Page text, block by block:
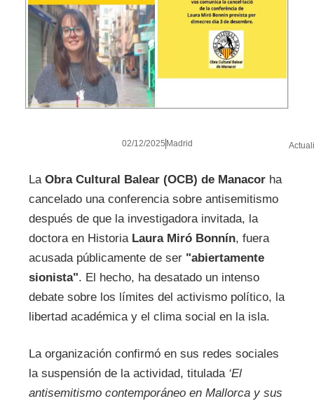
02/12/2025 Madrid
La Obra Cultural Balear (OCB) de Manacorha
cancelado una conferencia sobre antisemitismo
después de que la investigadora invitada, la
doctora en Historia Laura Miró Bonnín, fuera
acusada públicamente de ser "abiertamente
sionista". El hecho, ha desatado un intenso
debate sobre los límites del activismo político, la
libertad académica y el clima social en la isla.
La organización confirmó en sus redes sociales
la suspensión de la actividad, titulada ‘El
antisemitismo contemporáneo en Mallorca y sus